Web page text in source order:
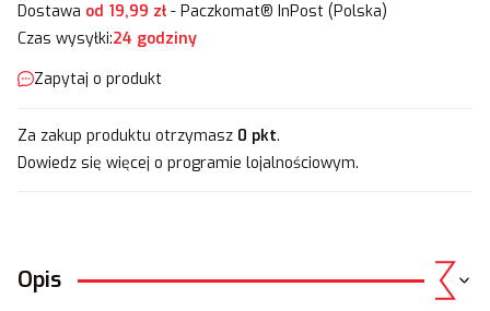
Dostawa od 19,99 zł- Paczkomat® InPost (Polska)
Czas wysyłki:24 godziny
Zapytaj o produkt
Za zakup produktu otrzymasz 0 pkt.
Dowiedz się więcej o programie lojalnościowym.
Opis